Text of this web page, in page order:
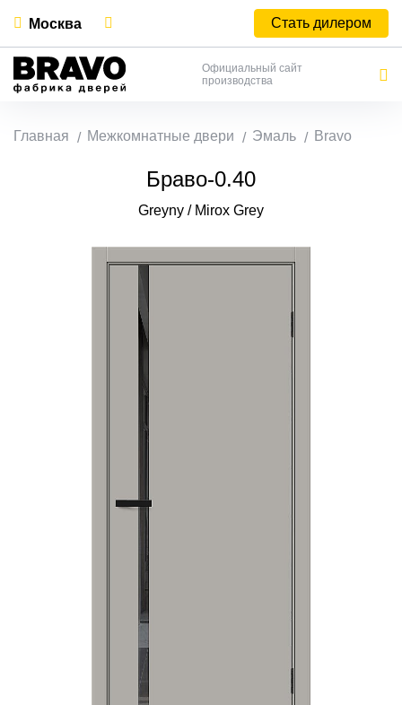
Москва Стать дилером
Официальный сайт
производства
Главная Межкомнатные двери Эмаль Bravo
Браво-0.40
Greyny / Mirox Grey